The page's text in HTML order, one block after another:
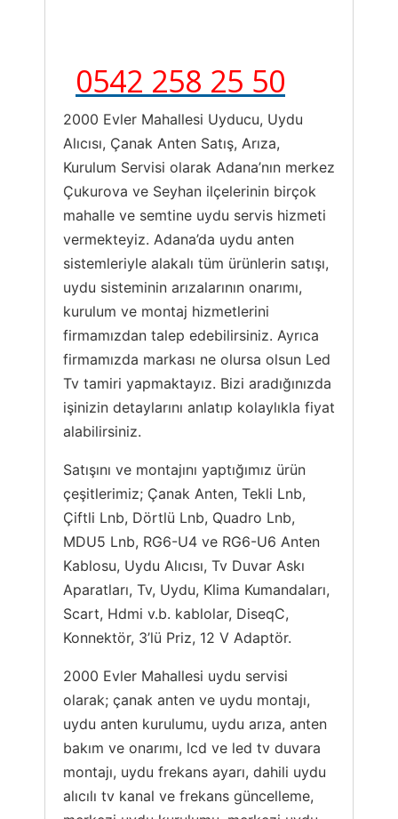
0542 258 25 50
2000 Evler Mahallesi Uyducu, Uydu
Alıcısı, Çanak Anten Satış, Arıza,
Kurulum Servisi olarak Adana’nın merkez
Çukurova ve Seyhan ilçelerinin birçok
mahalle ve semtine uydu servis hizmeti
vermekteyiz. Adana’da uydu anten
sistemleriyle alakalı tüm ürünlerin satışı,
uydu sisteminin arızalarının onarımı,
kurulum ve montaj hizmetlerini
firmamızdan talep edebilirsiniz. Ayrıca
firmamızda markası ne olursa olsun Led
Tv tamiri yapmaktayız. Bizi aradığınızda
işinizin detaylarını anlatıp kolaylıkla fiyat
alabilirsiniz.
Satışını ve montajını yaptığımız ürün
çeşitlerimiz; Çanak Anten, Tekli Lnb,
Çiftli Lnb, Dörtlü Lnb, Quadro Lnb,
MDU5 Lnb, RG6-U4 ve RG6-U6 Anten
Kablosu, Uydu Alıcısı, Tv Duvar Askı
Aparatları, Tv, Uydu, Klima Kumandaları,
Scart, Hdmi v.b. kablolar, DiseqC,
Konnektör, 3’lü Priz, 12 V Adaptör.
2000 Evler Mahallesi uydu servisi
olarak; çanak anten ve uydu montajı,
uydu anten kurulumu, uydu arıza, anten
bakım ve onarımı, lcd ve led tv duvara
montajı, uydu frekans ayarı, dahili uydu
alıcılı tv kanal ve frekans güncelleme,